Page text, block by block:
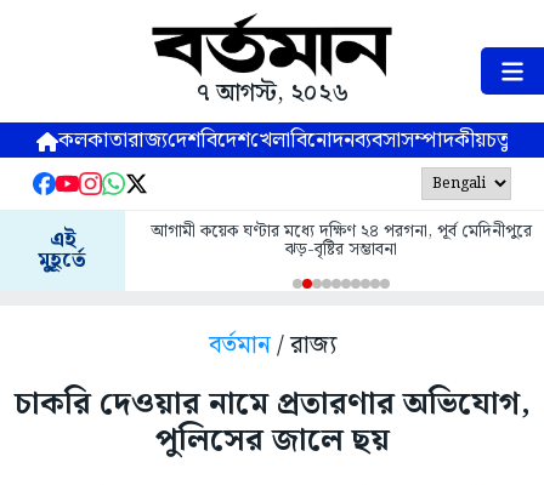
৭ আগস্ট, ২০২৬
কলকাতারাজ্যদেশবিদেশখেলাবিনোদনব্যবসাসম্পাদকীয়
এই
মুহূর্তে
আগামী কয়েক ঘণ্টার মধ্যে দক্ষিণ ২৪ পরগনা, পূর্ব মেদিনীপুরে
ঝড়-বৃষ্টির সম্ভাবনা
বর্তমান/ রাজ্য
চাকরি দেওয়ার নামে প্রতারণার অভিযোগ,
পুলিসের জালে ছয়